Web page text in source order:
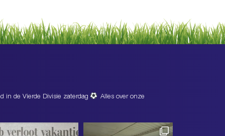
in de Vierde Divisie zaterdag
Alles over onze